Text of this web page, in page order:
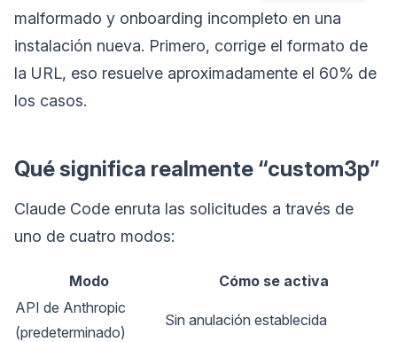
malformado y onboarding incompleto en una
instalación nueva. Primero, corrige el formato de
la URL, eso resuelve aproximadamente el 60% de
los casos.
Qué significa realmente “custom3p”
Claude Code enruta las solicitudes a través de
uno de cuatro modos:
Modo
Cómo se activa
API de Anthropic
(predeterminado)
Sin anulación establecida